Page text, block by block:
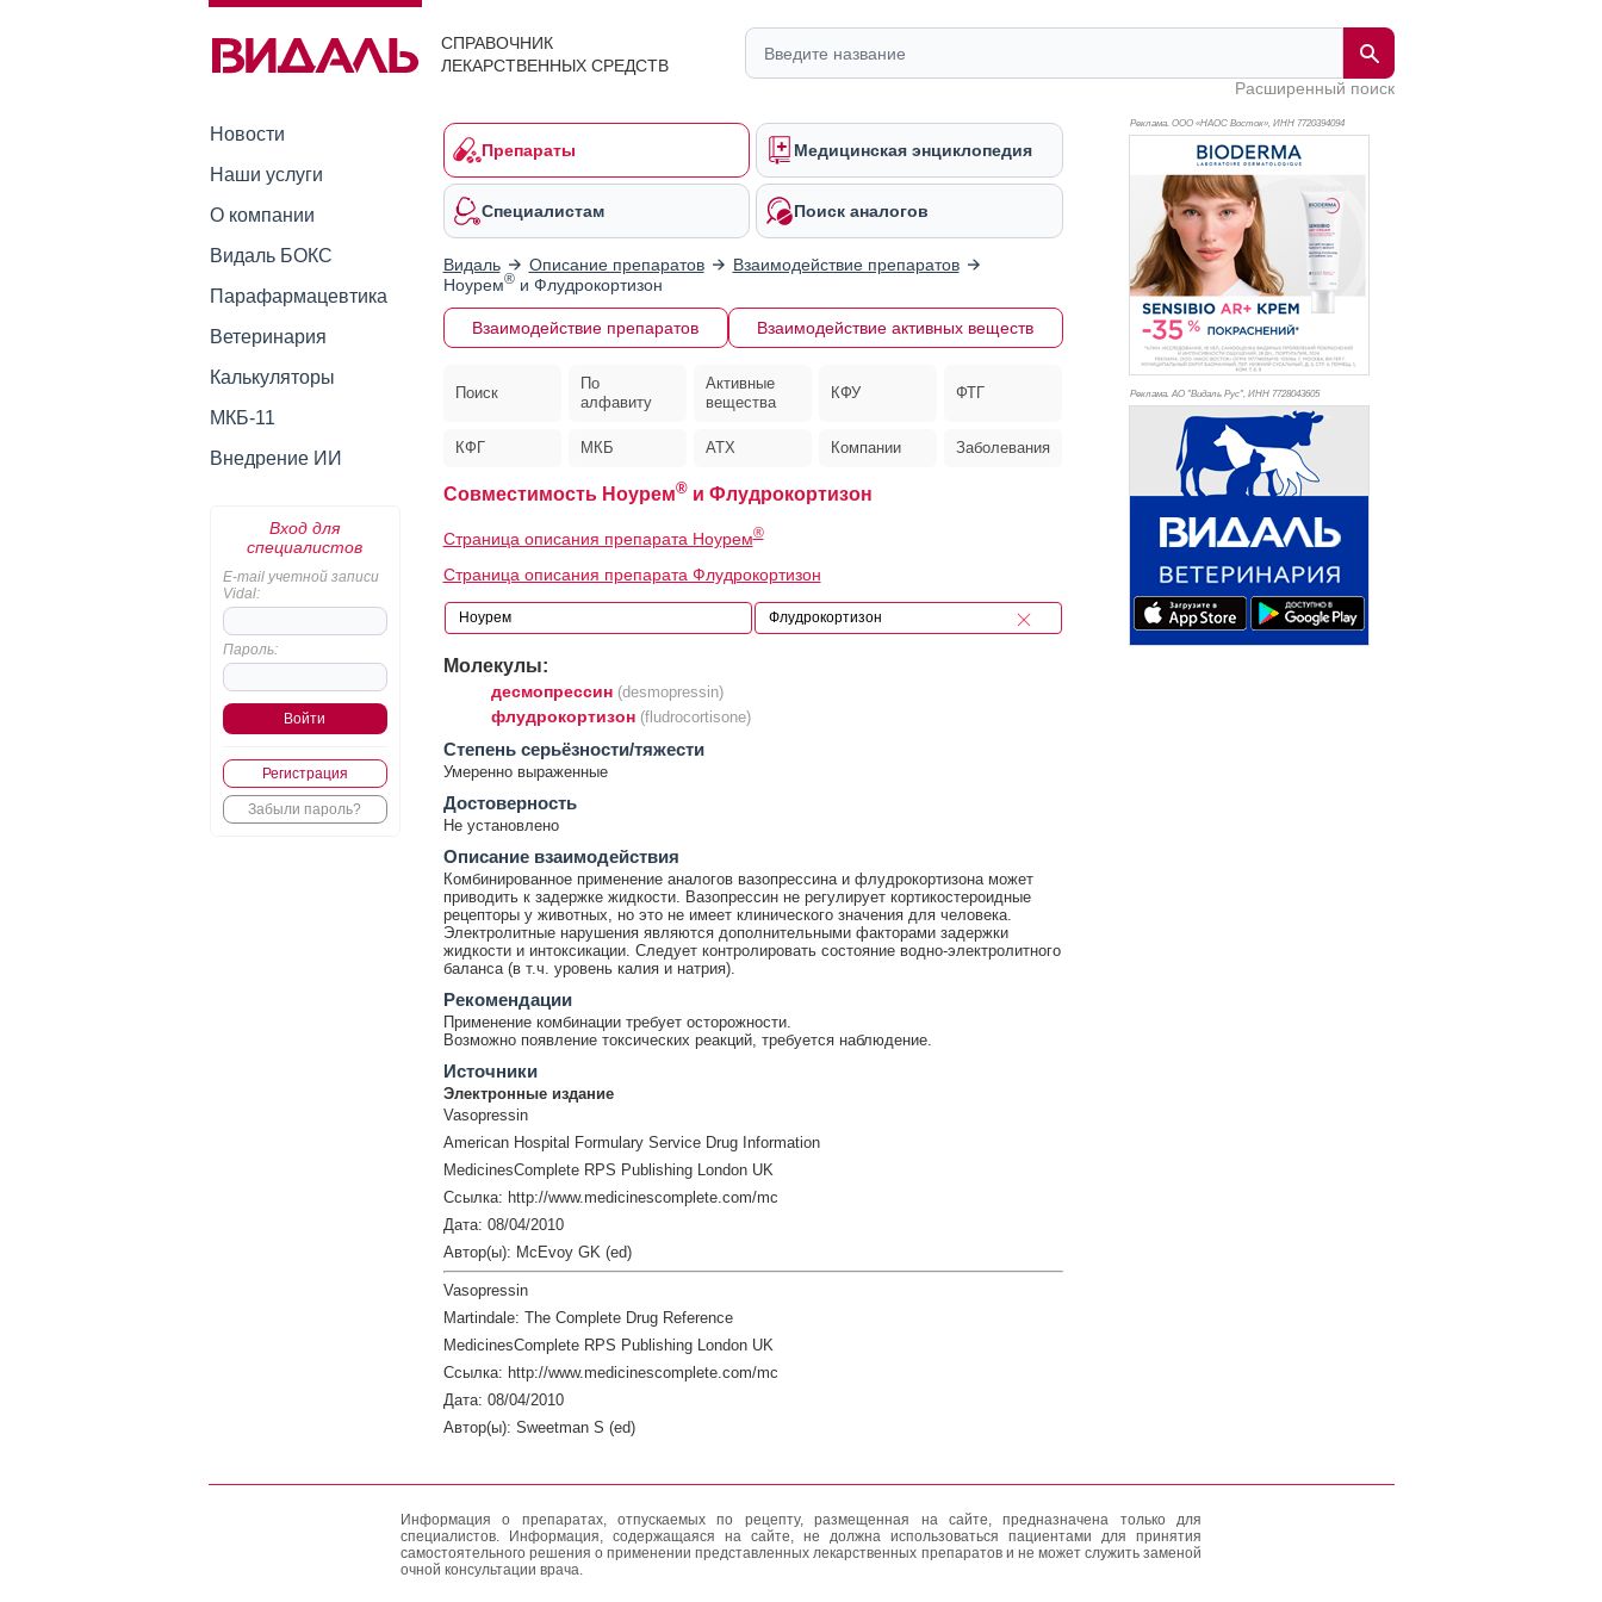
СПРАВОЧНИК
ЛЕКАРСТВЕННЫХ СРЕДСТВ
Расширенный поиск
Новости
Наши услуги
О компании
Видаль БОКС
Парафармацевтика
Ветеринария
Калькуляторы
МКБ-11
Внедрение ИИ
Вход для
специалистов
E-mail учетной записи
Vidal:
Пароль:
Регистрация
Забыли пароль?
Препараты Медицинская энциклопедия
Специалистам Поиск аналогов
Видаль Описание препаратов
Взаимодействие препаратов
Ноурем®и Флудрокортизон
Взаимодействие препаратов Взаимодействие активных веществ
Поиск
По
алфавиту
Активные
вещества
КФУ ФТГ
КФГ МКБ АТХ Компании Заболевания
Совместимость Ноурем®и Флудрокортизон
Страница описания препарата Ноурем®
Страница описания препарата Флудрокортизон
Молекулы:
десмопрессин (desmopressin)
флудрокортизон (fludrocortisone)
Cтепень серьёзности/тяжести
Умеренно выраженные
Достоверность
Не установлено
Описание взаимодействия
Комбинированное применение аналогов вазопрессина и флудрокортизона может
приводить к задержке жидкости. Вазопрессин не регулирует кортикостероидные
рецепторы у животных, но это не имеет клинического значения для человека.
Электролитные нарушения являются дополнительными факторами задержки
жидкости и интоксикации. Следует контролировать состояние водно-электролитного
баланса (в т.ч. уровень калия и натрия).
Рекомендации
Применение комбинации требует осторожности.
Возможно появление токсических реакций, требуется наблюдение.
Источники
Электронные издание
Vasopressin
American Hospital Formulary Service Drug Information
MedicinesComplete RPS Publishing London UK
Ссылка: http://www.medicinescomplete.com/mc
Дата: 08/04/2010
Автор(ы): McEvoy GK (ed)
Vasopressin
Martindale: The Complete Drug Reference
MedicinesComplete RPS Publishing London UK
Ссылка: http://www.medicinescomplete.com/mc
Дата: 08/04/2010
Автор(ы): Sweetman S (ed)
Реклама. ООО «НАОС Восток», ИНН 7720394094
Реклама. АО "Видаль Рус", ИНН 7728043605
Информация о препаратах, отпускаемых по рецепту, размещенная на сайте, предназначена только для
специалистов. Информация, содержащаяся на сайте, не должна использоваться пациентами для принятия
самостоятельного решения о применении представленных лекарственных препаратов и не может служить заменой
очной консультации врача.